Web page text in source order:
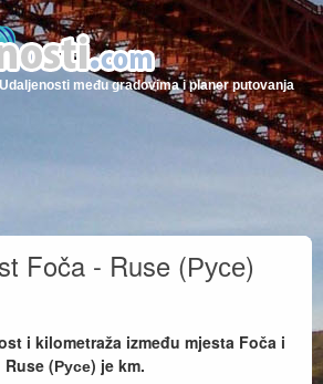
Udaljenosti među gradovima i planer putovanja
Foča - Ruse (Русе)
i kilometraža između mjesta Foča i
Ruse (Русе) je km.